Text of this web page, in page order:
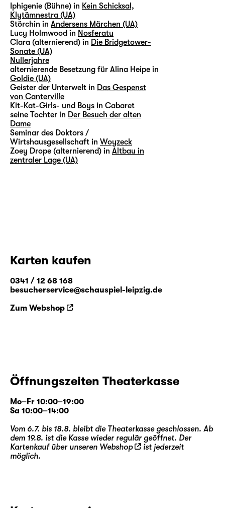
Iphigenie (Bühne) in Kein Schicksal,
Klytämnestra (UA)
Störchin in Andersens Märchen (UA)
Lucy Holmwood in Nosferatu
Clara (alternierend) in Die Bridgetower-
Sonate (UA)
Nullerjahre
alternierende Besetzung für Alina Heipe in
Goldie (UA)
Geister der Unterwelt in Das Gespenst
von Canterville
Kit-Kat-Girls- und Boys in Cabaret
seine Tochter in Der Besuch der alten
Dame
Seminar des Doktors /
Wirtshausgesellschaft in Woyzeck
Zoey Drope (alternierend) in Altbau in
zentraler Lage (UA)
Karten kaufen
0341 / 12 68 168
besucherservice@schauspiel-leipzig.de
Zum Webshop
Öffnungszeiten Theaterkasse
Mo–Fr 10:00–19:00
Sa 10:00–14:00
Vom 6.7. bis 18.8. bleibt die Theaterkasse geschlossen. Ab
dem 19.8. ist die Kasse wieder regulär geöffnet. Der
Kartenkauf über unseren Webshop
ist jederzeit
möglich.